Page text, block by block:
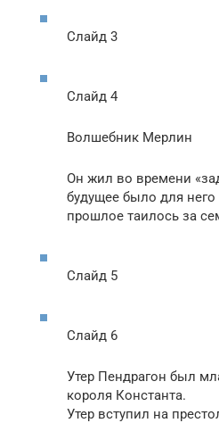
Слайд 3
Слайд 4
Волшебник Мерлин
Он жил во времени
будущее было для
прошлое таилось за
Слайд 5
Слайд 6
Утер Пендрагон был
короля Константа.
Утер вступил на